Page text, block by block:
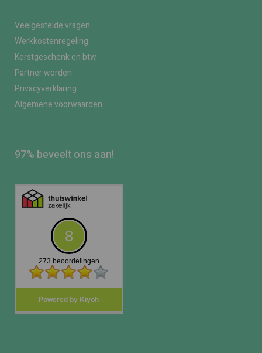
Veelgestelde vragen
Werkkostenregeling
Kerstgeschenk en btw
Partner worden
Privacyverklaring
Algemene voorwaarden
97% beveelt ons aan!